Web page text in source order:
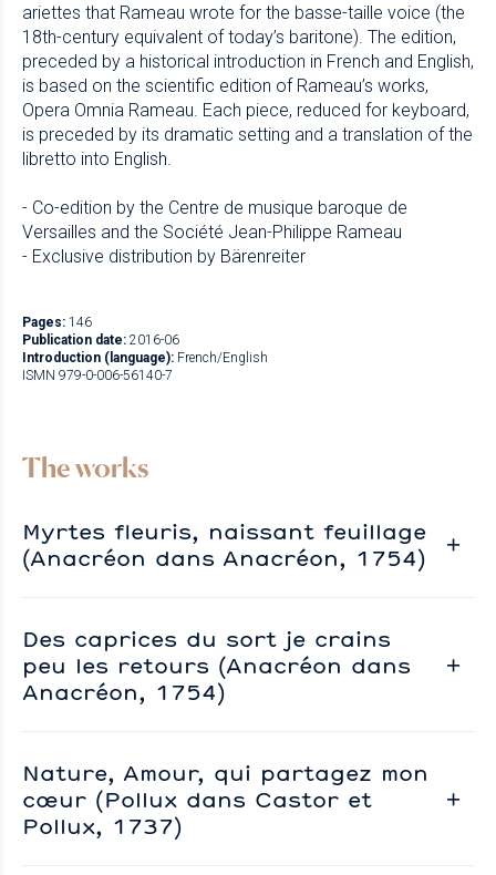
ariettes that Rameau wrote for the basse-taille voice (the
18th-century equivalent of today’s baritone). The edition,
preceded by a historical introduction in French and English,
is based on the scientific edition of Rameau’s works,
Opera Omnia Rameau. Each piece, reduced for keyboard,
is preceded by its dramatic setting and a translation of the
libretto into English.
- Co-edition by the Centre de musique baroque de
Versailles and the Société Jean-Philippe Rameau
- Exclusive distribution by Bärenreiter
Pages: 146
Publication date: 2016-06
Introduction (language): French/English
ISMN 979-0-006-56140-7
The works
Myrtes fleuris, naissant feuillage
(Anacréon dans Anacréon, 1754)
Des caprices du sort je crains
peu les retours (Anacréon dans
Anacréon, 1754)
Nature, Amour, qui partagez mon
cœur (Pollux dans Castor et
Pollux, 1737)